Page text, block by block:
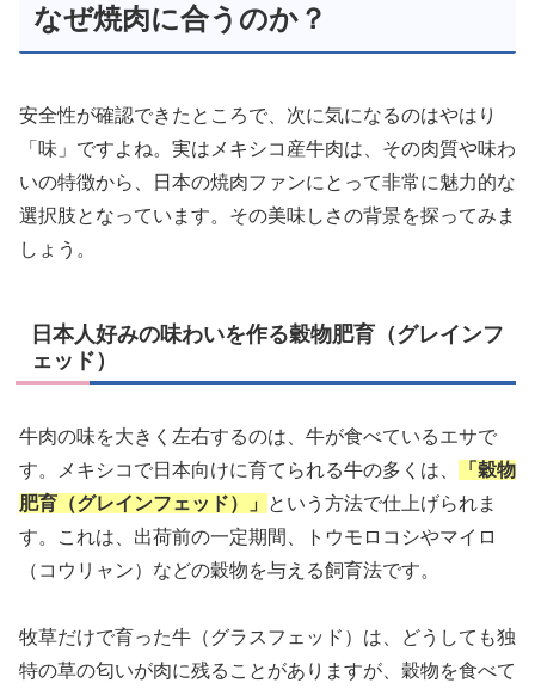
なぜ焼肉に合うのか？
安全性が確認できたところで、次に気になるのはやはり
「味」ですよね。実はメキシコ産牛肉は、その肉質や味わ
いの特徴から、日本の焼肉ファンにとって非常に魅力的な
選択肢となっています。その美味しさの背景を探ってみま
しょう。
日本人好みの味わいを作る穀物肥育（グレインフ
ェッド）
牛肉の味を大きく左右するのは、牛が食べているエサで
す。メキシコで日本向けに育てられる牛の多くは、
「穀物
肥育（グレインフェッド）」
という方法で仕上げられま
す。これは、出荷前の一定期間、トウモロコシやマイロ
（コウリャン）などの穀物を与える飼育法です。
牧草だけで育った牛（グラスフェッド）は、どうしても独
特の草の匂いが肉に残ることがありますが、穀物を食べて